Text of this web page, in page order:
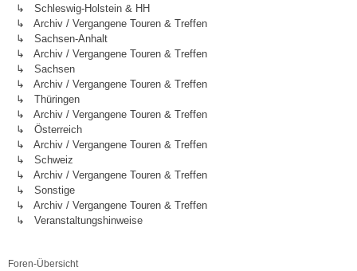
↳ Schleswig-Holstein & HH
↳ Archiv / Vergangene Touren & Treffen
↳ Sachsen-Anhalt
↳ Archiv / Vergangene Touren & Treffen
↳ Sachsen
↳ Archiv / Vergangene Touren & Treffen
↳ Thüringen
↳ Archiv / Vergangene Touren & Treffen
↳ Österreich
↳ Archiv / Vergangene Touren & Treffen
↳ Schweiz
↳ Archiv / Vergangene Touren & Treffen
↳ Sonstige
↳ Archiv / Vergangene Touren & Treffen
↳ Veranstaltungshinweise
Foren-Übersicht